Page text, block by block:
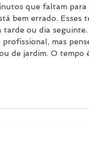
que faltam
bem errado. Esses
tarde ou dia seguinte.
mas
de jardim. O